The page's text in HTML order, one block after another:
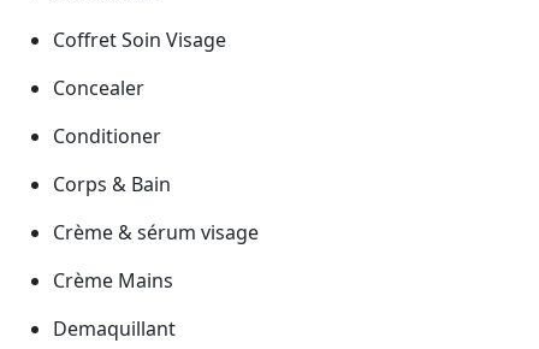
Coffret Soin Visage
Concealer
Conditioner
Corps & Bain
Crème & sérum visage
Crème Mains
Demaquillant